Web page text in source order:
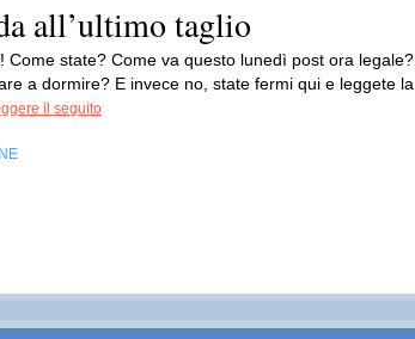
all’ultimo taglio
Come state? Come va questo lunedì post ora legale?
a dormire? E invece no, state fermi qui e leggete la
il seguito